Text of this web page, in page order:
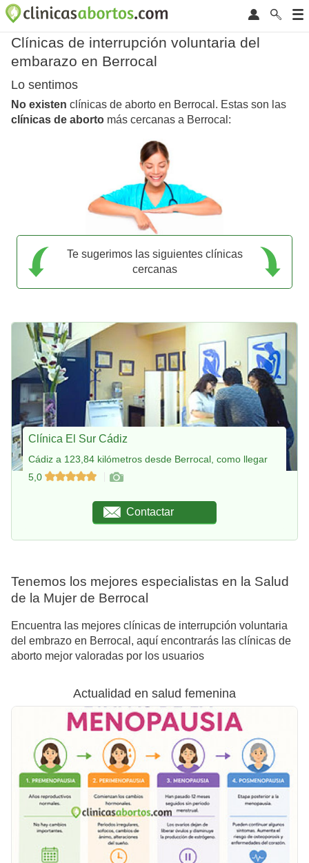
Clínicas de interrupción voluntaria del
embarazo en Berrocal
Lo sentimos
No existen clínicas de aborto en Berrocal. Estas son las
clínicas de aborto más cercanas a Berrocal:
Te sugerimos las siguientes clínicas
cercanas
Clínica El Sur Cádiz
Cádiz a 123,84 kilómetros desde Berrocal, como llegar
5,0
Contactar
Tenemos los mejores especialistas en la Salud
de la Mujer de Berrocal
Encuentra las mejores clínicas de interrupción voluntaria
del embrazo en Berrocal, aquí encontrarás las clínicas de
aborto mejor valoradas por los usuarios
Actualidad en salud femenina